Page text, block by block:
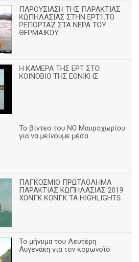
ΠΑΡΟΥΣΙΑΣΗ ΤΗΣ ΠΑΡΑΚΤΙΑΣ
ΚΩΠΗΛΑΣΙΑΣ ΣΤΗΝ ΕΡΤ1.ΤΟ
ΡΕΠΟΡΤΑΖ ΣΤΑ ΝΕΡΑ ΤΟΥ
ΘΕΡΜΑΪΚΟΥ
Η ΚΑΜΕΡΑ ΤΗΣ ΕΡΤ ΣΤΟ
ΚΟΙΝΟΒΙΟ ΤΗΣ ΕΘΝΙΚΗΣ
Το βίντεο του ΝΟ Μαυροχωρίου
για να μείνουμε μέσα
ΠΑΓΚΟΣΜΙΟ ΠΡΩΤΑΘΛΗΜΑ
ΠΑΡΑΚΤΙΑΣ ΚΩΠΗΛΑΣΙΑΣ 2019
ΧΟΝΓΚ ΚΟΝΓΚ ΤΑ HIGHLIGHTS
Το μήνυμα του Λευτέρη
Αυγενάκη για τον κορωνοϊό